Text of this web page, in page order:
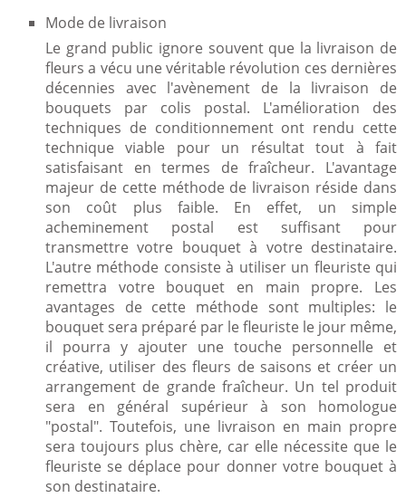
Mode de livraison
Le grand public ignore souvent que la livraison de
fleurs a vécu une véritable révolution ces dernières
décennies avec l'avènement de la livraison de
bouquets par colis postal. L'amélioration des
techniques de conditionnement ont rendu cette
technique viable pour un résultat tout à fait
satisfaisant en termes de fraîcheur. L'avantage
majeur de cette méthode de livraison réside dans
son coût plus faible. En effet, un simple
acheminement postal est suffisant pour
transmettre votre bouquet à votre destinataire.
L'autre méthode consiste à utiliser un fleuriste qui
remettra votre bouquet en main propre. Les
avantages de cette méthode sont multiples: le
bouquet sera préparé par le fleuriste le jour même,
il pourra y ajouter une touche personnelle et
créative, utiliser des fleurs de saisons et créer un
arrangement de grande fraîcheur. Un tel produit
sera en général supérieur à son homologue
"postal". Toutefois, une livraison en main propre
sera toujours plus chère, car elle nécessite que le
fleuriste se déplace pour donner votre bouquet à
son destinataire.